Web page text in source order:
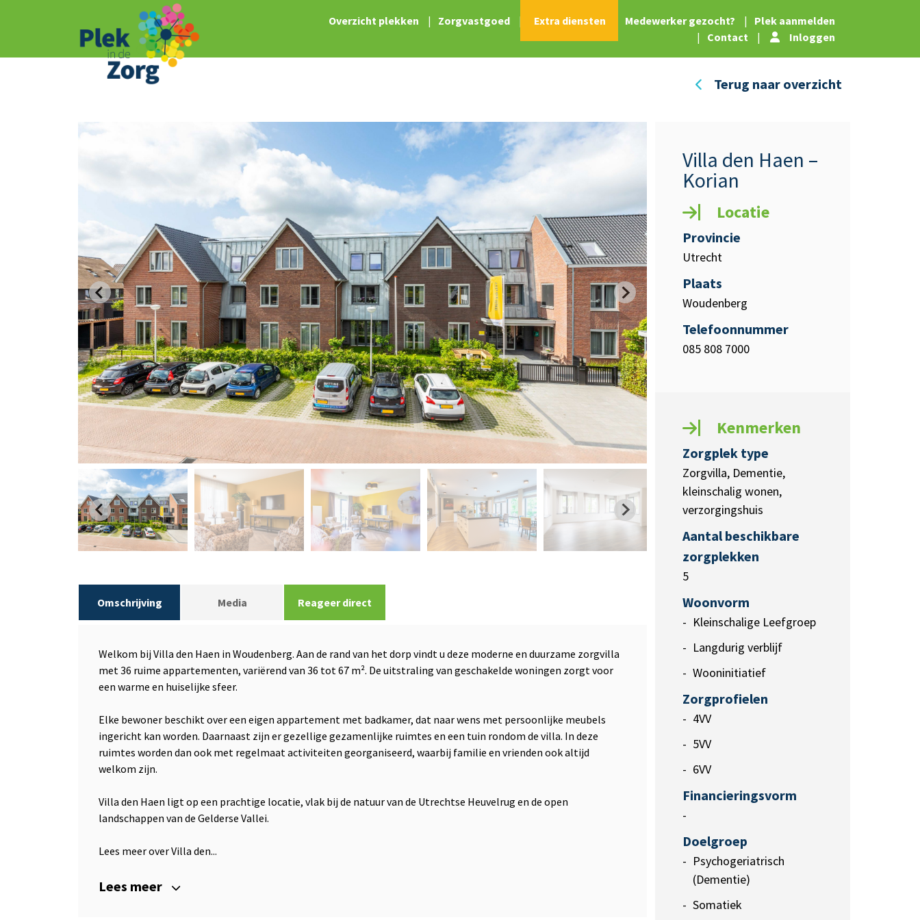
Overzicht plekken | Zorgvastgoed | Extra diensten Medewerker gezocht? |
Plek aanmelden
|
Contact | Inloggen
Terug naar overzicht
Omschrijving Media Reageer direct
Welkom bij Villa den Haen in Woudenberg. Aan de rand van het dorp vindt u deze moderne en duurzame zorgvilla
met 36 ruime appartementen, variërend van 36 tot 67 m². De uitstraling van geschakelde woningen zorgt voor
een warme en huiselijke sfeer.
Elke bewoner beschikt over een eigen appartement met badkamer, dat naar wens met persoonlijke meubels
ingericht kan worden. Daarnaast zijn er gezellige gezamenlijke ruimtes en een tuin rondom de villa. In deze
ruimtes worden dan ook met regelmaat activiteiten georganiseerd, waarbij familie en vrienden ook altijd
welkom zijn.
Villa den Haen ligt op een prachtige locatie, vlak bij de natuur van de Utrechtse Heuvelrug en de open
landschappen van de Gelderse Vallei.
Lees meer over Villa den...
Lees meer
Villa den Haen –
Korian
Locatie
Provincie
Utrecht
Plaats
Woudenberg
Telefoonnummer
085 808 7000
Kenmerken
Zorgplek type
Zorgvilla, Dementie,
kleinschalig wonen,
verzorgingshuis
Aantal beschikbare
zorgplekken
5
Woonvorm
Kleinschalige Leefgroep
Langdurig verblijf
Wooninitiatief
Zorgprofielen
4VV
5VV
6VV
Financieringsvorm
-
Doelgroep
Psychogeriatrisch
(Dementie)
Somatiek